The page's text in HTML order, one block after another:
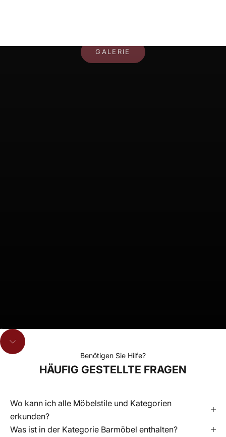
GALERIE
Gehe zu Element 1
Gehe zu Element 2
Gehe zu Element 3
Navigieren Sie zum nächsten Abschnitt
Benötigen Sie Hilfe?
HÄUFIG GESTELLTE FRAGEN
Wo kann ich alle Möbelstile und Kategorien
erkunden?
Was ist in der Kategorie Barmöbel enthalten?